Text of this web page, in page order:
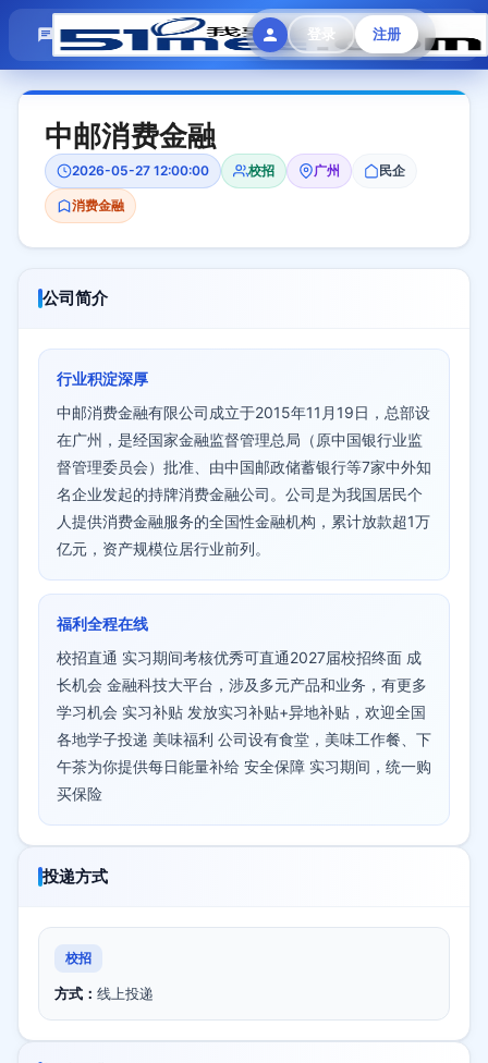
登录 注册
模拟面试 题目大全 招聘中心 会员专区
中邮消费金融
2026-05-27 12:00:00 校招 广州 民企
消费金融
公司简介
行业积淀深厚
中邮消费金融有限公司成立于2015年11月19日，总部设
在广州，是经国家金融监督管理总局（原中国银行业监
督管理委员会）批准、由中国邮政储蓄银行等7家中外知
名企业发起的持牌消费金融公司。公司是为我国居民个
人提供消费金融服务的全国性金融机构，累计放款超1万
亿元，资产规模位居行业前列。
福利全程在线
校招直通 实习期间考核优秀可直通2027届校招终面 成
长机会 金融科技大平台，涉及多元产品和业务，有更多
学习机会 实习补贴 发放实习补贴+异地补贴，欢迎全国
各地学子投递 美味福利 公司设有食堂，美味工作餐、下
午茶为你提供每日能量补给 安全保障 实习期间，统一购
买保险
投递方式
校招
方式： 线上投递